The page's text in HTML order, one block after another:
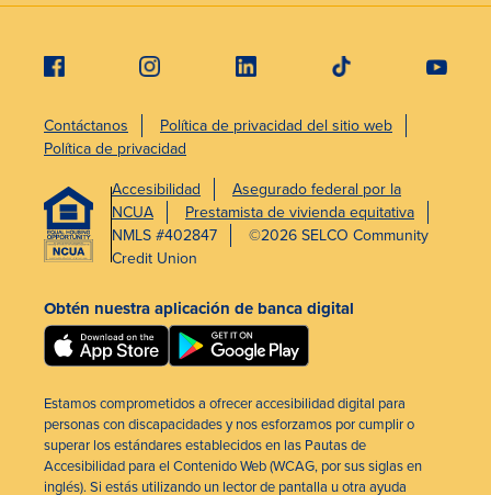
Contáctanos
Política de privacidad del sitio web
Política de privacidad
Accesibilidad
Asegurado federal por la
NCUA
Prestamista de vivienda equitativa
NMLS #402847
©2026 SELCO Community
Credit Union
Obtén nuestra aplicación de banca digital
Estamos comprometidos a ofrecer accesibilidad digital para
personas con discapacidades y nos esforzamos por cumplir o
superar los estándares establecidos en las Pautas de
Accesibilidad para el Contenido Web (WCAG, por sus siglas en
inglés). Si estás utilizando un lector de pantalla u otra ayuda